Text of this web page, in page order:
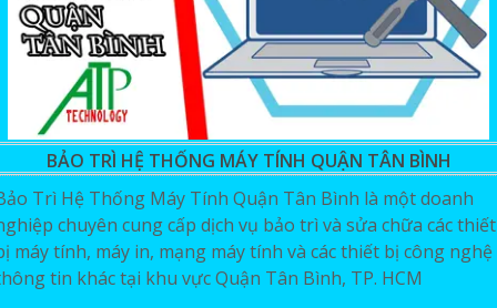
BẢO TRÌ HỆ THỐNG MÁY TÍNH QUẬN TÂN BÌNH
Trì Hệ Thống Máy Tính Quận Tân Bình là một doanh
chuyên cung cấp dịch vụ bảo trì và sửa chữa các thiết
máy tính, máy in, mạng máy tính và các thiết bị công nghệ
tin khác tại khu vực Quận Tân Bình, TP. HCM